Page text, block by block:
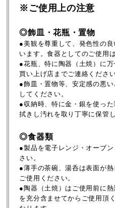
※ご使用上の注意
◎飾皿・花瓶・置物
●美観を尊重して、発色性の
います。食器としてのご使用
●花瓶、特に陶器（土焼）に
買い上げ店までご連絡ください
●飾皿・置物等、安定感の悪
してください。
●収納時、特に金・銀を使っ
拭きし汚れを取り丁寧に保管
◎食器類
●製品を電子レンジ・オーブ
さい。
●薄手の茶碗、湯呑は表面が
ご使用ください。
●陶器（土焼）はご使用前に
を充分含ませてからご使用頂